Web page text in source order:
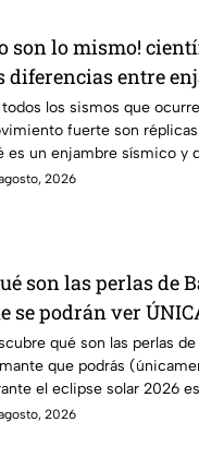
son lo mismo!
diferencias entre
todos los sismos que
fuerte son
es un enjambre sísmico y
2026
son las perlas de
se podrán ver
el eclipse solar
qué son las perlas
que podrás
el eclipse solar 2026
2026